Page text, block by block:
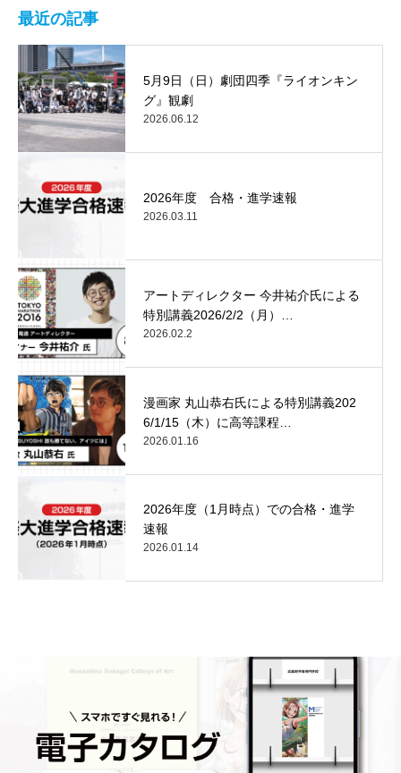
最近の記事
5月9日（日）劇団四季『ライオンキン
グ』観劇
2026.06.12
2026年度 合格・進学速報
2026.03.11
アートディレクター 今井祐介氏による
特別講義2026/2/2（月）…
2026.02.2
漫画家 丸山恭右氏による特別講義202
6/1/15（木）に高等課程…
2026.01.16
2026年度（1月時点）での合格・進学
速報
2026.01.14